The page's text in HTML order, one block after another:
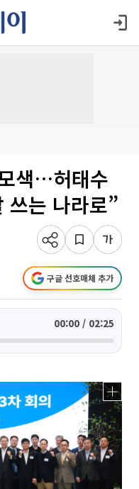
색…허태수
쓰는 나라로”
구글 선호매체 추가
00:00 / 02:25